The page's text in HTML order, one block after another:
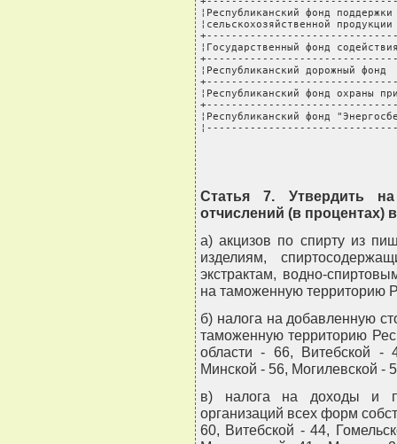
¦Республиканский фонд
¦сельскохозяйственной
¦Государственный фонд
¦Республиканский
¦Республиканский фонд
¦Республиканский фонд
Статья 7. Утвердить
отчислений (в процентах)
а) акцизов по спирту из
изделиям,
экстрактам, водно-
на таможенную территорию
б) налога на добавленную
таможенную территорию
области - 66, Витебской -
Минской - 56, Могилевской -
в) налога на доходы и
организаций всех форм
60, Витебской - 44,